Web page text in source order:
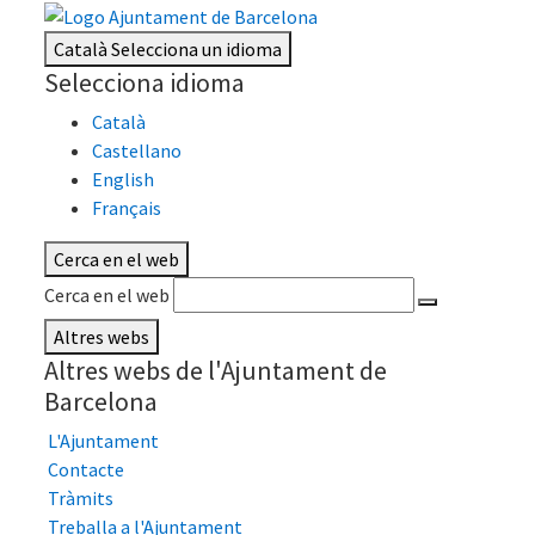
CatalàSelecciona un idioma
Selecciona idioma
Català
Castellano
English
Français
Cerca en el web
Cerca en el web
Altres webs
Altres webs de l'Ajuntament de
Barcelona
L'Ajuntament
Contacte
Tràmits
Treballa a l'Ajuntament